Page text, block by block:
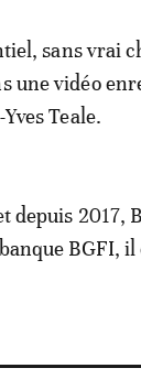
sans vrai
une vidéo
Teale.
depuis 2017,
BGFI,